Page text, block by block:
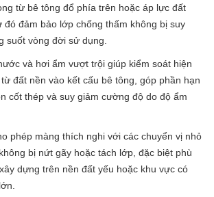
từ bê tông đổ phía trên hoặc áp lực đất
đó đảm bảo lớp chống thấm không bị suy
suốt vòng đời sử dụng.
và hơi ẩm vượt trội giúp kiểm soát hiện
đất nền vào kết cấu bê tông, góp phần hạn
cốt thép và suy giảm cường độ do độ ẩm
phép màng thích nghi với các chuyển vị nhỏ
bị nứt gãy hoặc tách lớp, đặc biệt phù
dựng trên nền đất yếu hoặc khu vực có